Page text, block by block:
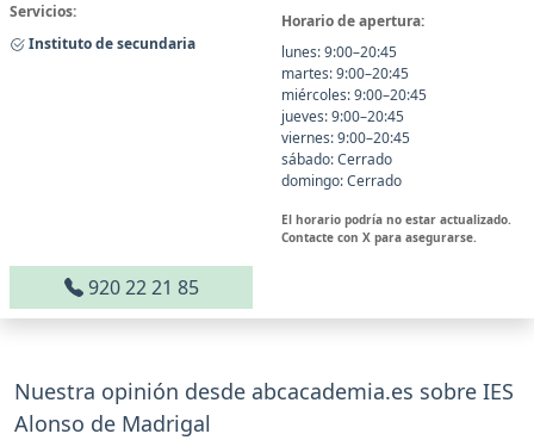
Servicios:
Instituto de secundaria
Horario de apertura:
lunes: 9:00–20:45
martes: 9:00–20:45
miércoles: 9:00–20:45
jueves: 9:00–20:45
viernes: 9:00–20:45
sábado: Cerrado
domingo: Cerrado
El horario podría no estar actualizado.
Contacte con X para asegurarse.
920 22 21 85
Nuestra opinión desde abcacademia.es sobre IES
Alonso de Madrigal